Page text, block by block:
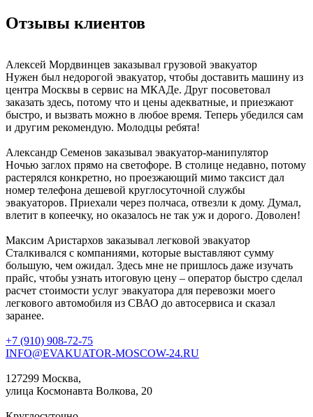
Отзывы клиентов
Алексей Мордвинцев заказывал грузовой эвакуатор
Нужен был недорогой эвакуатор, чтобы доставить машину из
центра Москвы в сервис на МКАДе. Друг посоветовал
заказать здесь, потому что и цены адекватные, и приезжают
быстро, и вызвать можно в любое время. Теперь убедился сам
и другим рекомендую. Молодцы ребята!
Александр Семенов заказывал эвакуатор-манипулятор
Ночью заглох прямо на светофоре. В столице недавно, потому
растерялся конкретно, но проезжающий мимо таксист дал
номер телефона дешевой круглосуточной службы
эвакуаторов. Приехали через полчаса, отвезли к дому. Думал,
влетит в копеечку, но оказалось не так уж и дорого. Доволен!
Максим Аристархов заказывал легковой эвакуатор
Сталкивался с компаниями, которые выставляют сумму
большую, чем ожидал. Здесь мне не пришлось даже изучать
прайс, чтобы узнать итоговую цену – оператор быстро сделал
расчет стоимости услуг эвакуатора для перевозки моего
легкового автомобиля из СВАО до автосервиса и сказал
заранее.
+7 (910) 908-72-75
INFO@EVAKUATOR-MOSCOW-24.RU
127299 Москва,
улица Космонавта Волкова, 20